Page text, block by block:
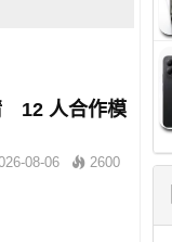
12 人合作模
08-06 2600